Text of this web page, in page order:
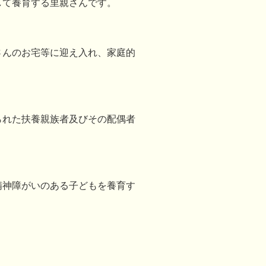
養育する里親さんです。
のお宅等に迎え入れ、家庭的
た扶養親族者及びその配偶者
障がいのある子どもを養育す